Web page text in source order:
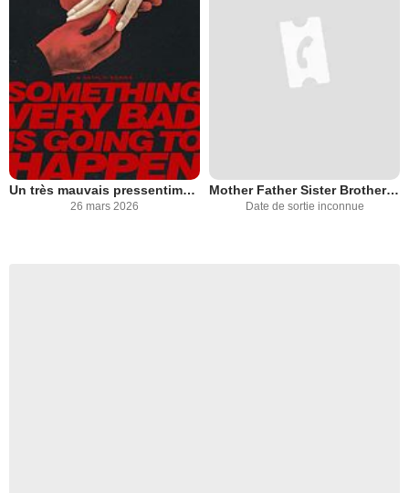
Un très mauvais pressentiment
26 mars 2026
Mother Father Sister Brother Frank
Date de sortie inconnue